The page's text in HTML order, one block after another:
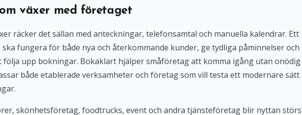
växer med företaget
räcker det sällan med anteckningar, telefonsamtal och manuella kalendrar. Ett
fungera för både nya och återkommande kunder, ge tydliga påminnelser och
följa upp bokningar. Bokaklart hjälper småföretag att komma igång utan onödig
både etablerade verksamheter och företag som vill testa ett modernare sätt
skönhetsföretag, foodtrucks, event och andra tjänsteföretag blir nyttan